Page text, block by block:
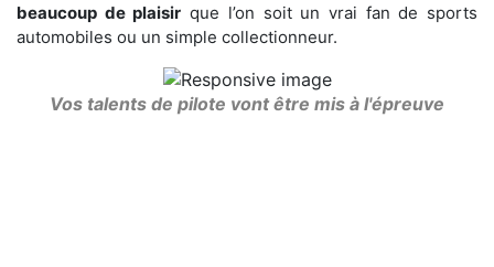
beaucoup de plaisir que l’on soit un vrai fan de sports
automobiles ou un simple collectionneur.
Vos talents de pilote vont être mis à l'épreuve